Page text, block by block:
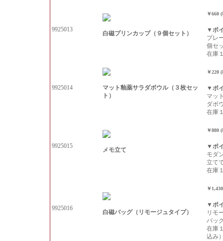
9925013
白磁プリンカップ（９個セット）
￥660
▼ポ
プレ
個セ
在庫
9925014
マット釉薬サラダボウル（３枚セッ
ト）
￥220
▼ポ
マッ
ダボ
在庫
9925015
メモ立て
￥880
▼ポ
モダ
立て
在庫
9925016
白磁バッグ（リモージュタイプ）
￥
▼ポ
リモ
バッ
在庫
込み